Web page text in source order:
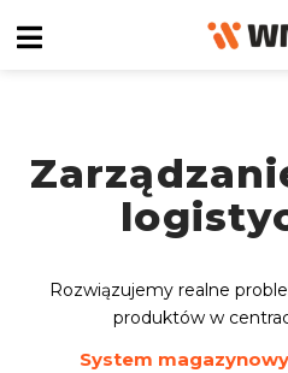
Rozwiązujemy realne
produktów w
System